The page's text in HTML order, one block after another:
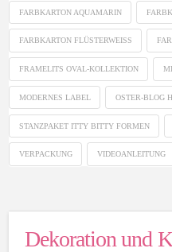
FARBKARTON AQUAMARIN
FARBKARTON FLÜSTERWEISS
FRAMELITS OVAL-KOLLEKTION
MODERNES LABEL OSTER-BLOG
STANZPAKET ITTY BITTY FORMEN
VERPACKUNG VIDEOANLEITUNG
Dekoration und